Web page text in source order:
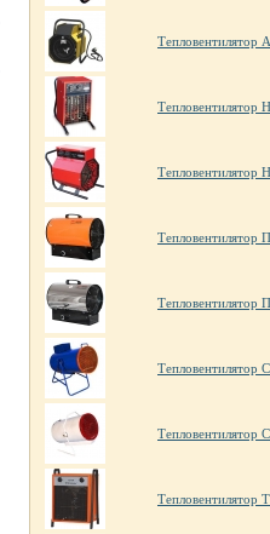
Тепловентилятор
Тепловентилятор
Тепловентилятор
Тепловентилятор
Тепловентилятор
Тепловентилятор
Тепловентилятор
Тепловентилятор